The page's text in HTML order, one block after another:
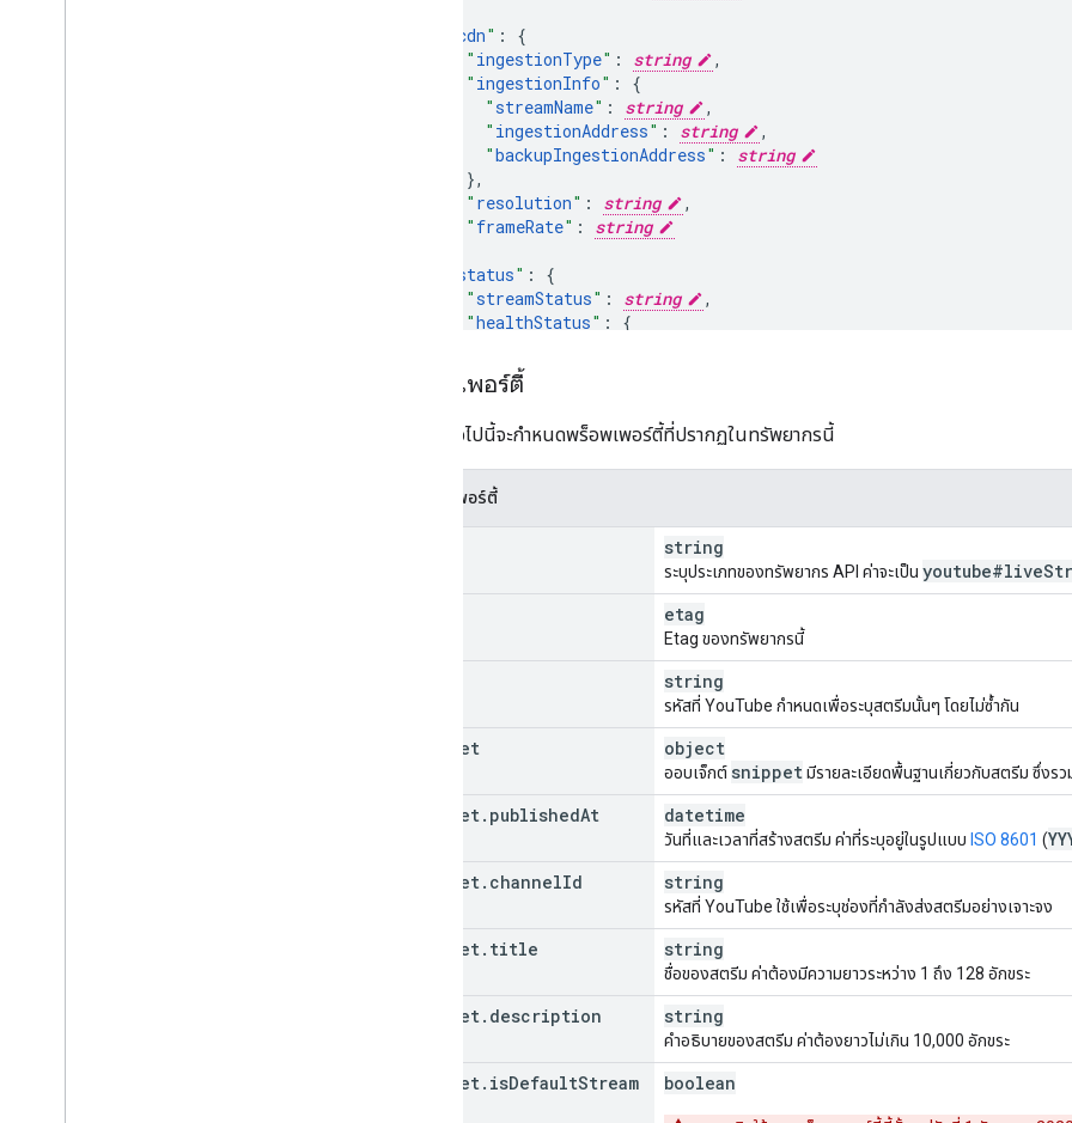
cdn" :
" ingestionType" : string
,
" ingestionInfo" :
"streamName" : string
,
" ingestionAddress" : string
,
"backupIngestionAddress" :
string
},
" resolution" : string
,
" frameRate" :
string
status" :
"streamStatus" : string
,
"healthStatus" :
lastUpdateTimeSeconds
"configurationIssues
"type": string
,
"severity": string
,
closedCaptionsIngestionUrl": string
,
boolean
พร็อพเพอร์ตี้
ตารางต่อไปนี้จะกำหนดพร็อพเพอร์ตี้ที่ปรากฏในทรัพยากรนี้
พร็อพเพอร์ตี้
string
ระบุประเภทของทรัพยากร API ค่าจะเป็น youtube#live
etag
Etag ของทรัพยากรนี้
string
รหัสที่ YouTube กำหนดเพื่อระบุสตรีมนั้นๆ โดยไม่ซ้ำกัน
snippet object
ออบเจ็กต์ snippetมีรายละเอียดพื้นฐานเกี่ยวกับสตรีม ซึ่งร
snippet. publishedAt datetime
วันที่และเวลาที่สร้างสตรีม ค่าที่ระบุอยู่ในรูปแบบ ISO 8601 (
snippet. channelId string
รหัสที่ YouTube ใช้เพื่อระบุช่องที่กำลังส่งสตรีมอย่างเจาะจง
snippet. title string
ชื่อของสตรีม ค่าต้องมีความยาวระหว่าง 1 ถึง 128 อักขระ
snippet. description string
คําอธิบายของสตรีม ค่าต้องยาวไม่เกิน 10,000 อักขระ
snippet. isDefaultStream boolean